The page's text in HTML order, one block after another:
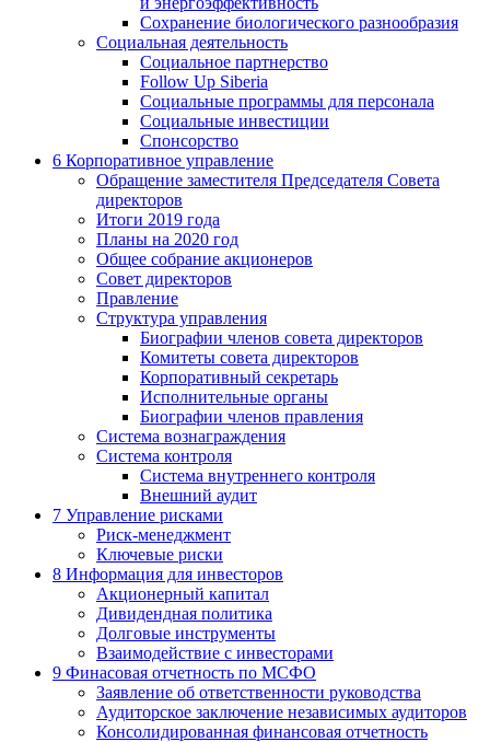
Сохранение биологического разнообразия
Социальная деятельность
Социальное партнерство
Follow Up Siberia
Социальные программы для персонала
Социальные инвестиции
Спонсорство
6 Корпоративное управление
Обращение заместителя Председателя Совета
директоров
Итоги 2019 года
Планы на 2020 год
Общее собрание акционеров
Совет директоров
Правление
Структура управления
Биографии членов совета директоров
Комитеты совета директоров
Корпоративный секретарь
Исполнительные органы
Биографии членов правления
Система вознаграждения
Система контроля
Система внутреннего контроля
Внешний аудит
7 Управление рисками
Риск-менеджмент
Ключевые риски
8 Информация для инвесторов
Акционерный капитал
Дивидендная политика
Долговые инструменты
Взаимодействие с инвеcторами
9 Финасовая отчетность по МСФО
Заявление об ответственности руководства
Аудиторское заключение независимых аудиторов
Консолидированная финансовая отчетность